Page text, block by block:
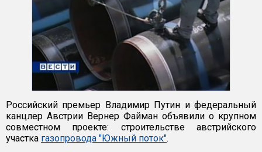
Российский премьер Владимир Путин и федеральный
канцлер Австрии Вернер Файман объявили о крупном
совместном проекте: строительстве австрийского
участка газопровода "Южный поток".